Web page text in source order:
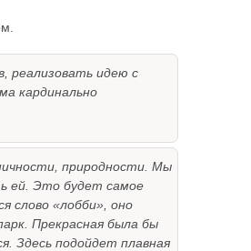
реализовать идею с
кардинально
природности. Мы
ей. Это будет самое
слово «лобби», оно
Прекрасная была бы
Здесь подойдет плавная